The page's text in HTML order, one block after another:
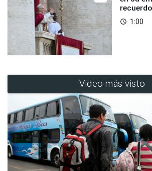
recuerdo
access_time 1:00
Video más visto